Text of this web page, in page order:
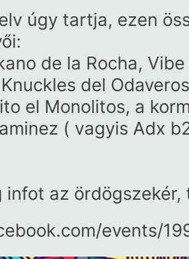
úgy tartja, ezen
ano de la Rocha,
del
el Monolitos, a
( vagyis Adx
infot az
​events/​